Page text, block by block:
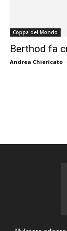
Coppa del Mondo
Berthod fa
Andrea Chiericato -